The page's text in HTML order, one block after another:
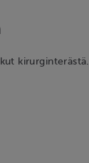
kirurginterästä.